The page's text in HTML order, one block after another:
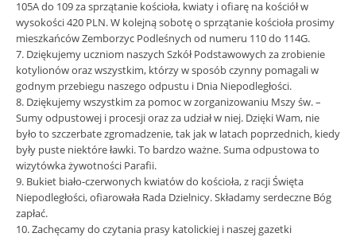
105A do 109 za sprzątanie kościoła, kwiaty i ofiarę na kościół w
wysokości 420 PLN. W kolejną sobotę o sprzątanie kościoła prosimy
mieszkańców Zemborzyc Podleśnych od numeru 110 do 114G.
7. Dziękujemy uczniom naszych Szkół Podstawowych za zrobienie
kotylionów oraz wszystkim, którzy w sposób czynny pomagali w
godnym przebiegu naszego odpustu i Dnia Niepodległości.
8. Dziękujemy wszystkim za pomoc w zorganizowaniu Mszy św. –
Sumy odpustowej i procesji oraz za udział w niej. Dzięki Wam, nie
było to szczerbate zgromadzenie, tak jak w latach poprzednich, kiedy
były puste niektóre ławki. To bardzo ważne. Suma odpustowa to
wizytówka żywotności Parafii.
9. Bukiet biało-czerwonych kwiatów do kościoła, z racji Święta
Niepodległości, ofiarowała Rada Dzielnicy. Składamy serdeczne Bóg
zapłać.
10. Zachęcamy do czytania prasy katolickiej i naszej gazetki